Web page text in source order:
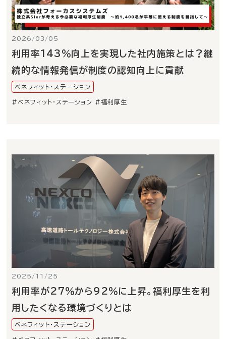
2026/03/05
利用率143％向上を実現した社内施策とは？継
続的な情報発信が制度の認知向上に貢献
ベネフィット・ステーション
#ベネフィット・ステーション #福利厚生
2025/11/25
利用率が27％から92％に上昇。福利厚生を利
用したくなる環境づくりとは
ベネフィット・ステーション